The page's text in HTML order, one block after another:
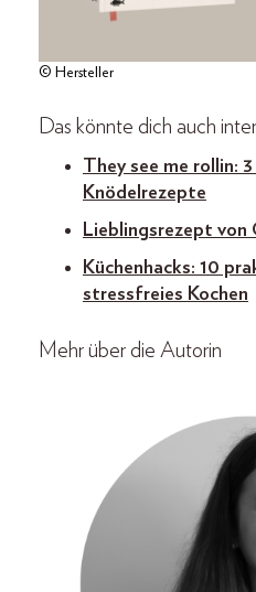
© Hersteller
Das könnte dich auch
They see me rollin:
Knödelrezepte
Lieblingsrezept von
Küchenhacks: 10
stressfreies Kochen
Mehr über die Autorin